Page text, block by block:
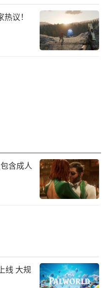
议！
含成人
线 大规